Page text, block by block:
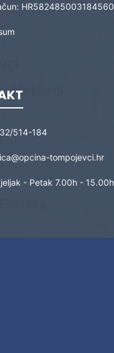
514-184
tompojevci.hr
- Petak 7.00h - 15.00h